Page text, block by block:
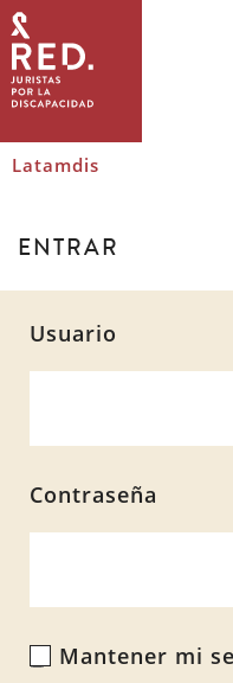
Juristas
por
la
discapacidad
Latamdis
ENTRAR
Usuario
Contraseña
Mantener mi